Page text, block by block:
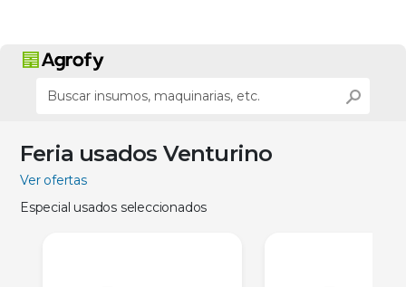
Feria usados Venturino
Ver ofertas
Especial usados seleccionados